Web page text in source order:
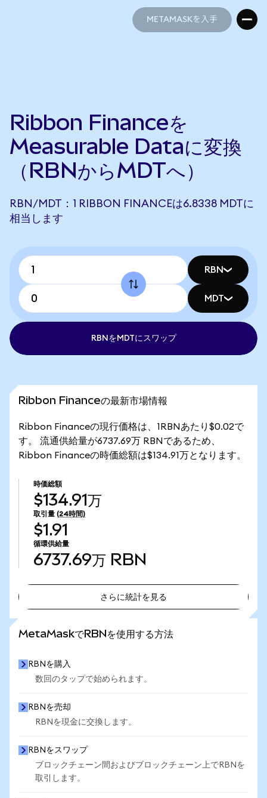
METAMASKを入手
Ribbon Financeを
Measurable Dataに変換
（RBNからMDTへ）
RBN/MDT：1 RIBBON FINANCEは6.8338 MDTに
相当します
RBN
MDT
RBNをMDTにスワップ
Ribbon Financeの最新市場情報
Ribbon Financeの現行価格は、1RBNあたり$0.02で
す。 流通供給量が6737.69万 RBNであるため、
Ribbon Financeの時価総額は$134.91万となります。
時価総額
$134.91万
取引量 (24時間)
$1.91
循環供給量
6737.69万 RBN
さらに統計を見る
MetaMaskでRBNを使用する方法
RBNを購入
数回のタップで始められます。
RBNを売却
RBNを現金に交換します。
RBNをスワップ
ブロックチェーン間およびブロックチェーン上でRBNを
取引します。